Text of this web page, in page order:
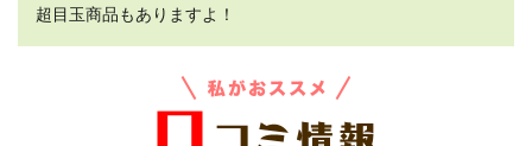
超目玉商品もありますよ！